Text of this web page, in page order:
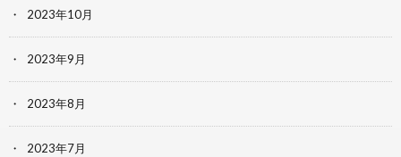
2023年10月
2023年9月
2023年8月
2023年7月